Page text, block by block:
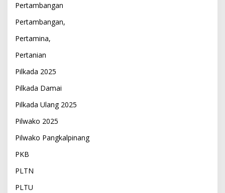
Pertambangan
Pertambangan,
Pertamina,
Pertanian
Pilkada 2025
Pilkada Damai
Pilkada Ulang 2025
Pilwako 2025
Pilwako Pangkalpinang
PKB
PLTN
PLTU